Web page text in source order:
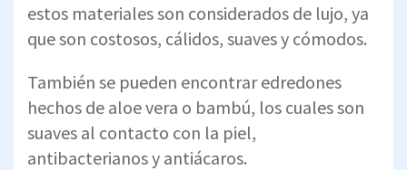
estos materiales son considerados de lujo, ya
que son costosos, cálidos, suaves y cómodos.
También se pueden encontrar edredones
hechos de aloe vera o bambú, los cuales son
suaves al contacto con la piel,
antibacterianos y antiácaros.